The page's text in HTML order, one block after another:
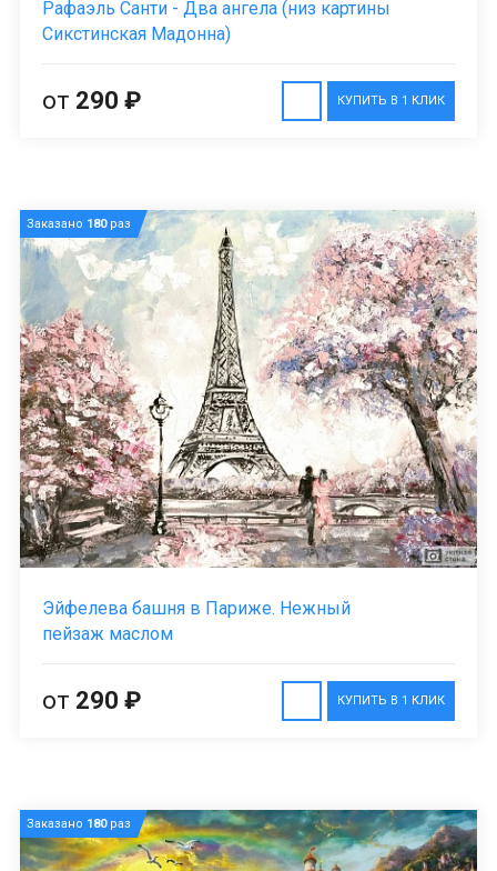
Рафаэль Санти - Два ангела (низ картины
Сикстинская Мадонна)
КУПИТЬ В 1 КЛИК
от 290 ₽
Заказано 180раз
Эйфелева башня в Париже. Нежный
пейзаж маслом
КУПИТЬ В 1 КЛИК
от 290 ₽
Заказано 180раз